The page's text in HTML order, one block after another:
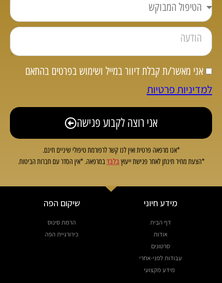
אני מאשר/ת קבלת דיוור במייל ושימוש בפרטים בהתאם
למדיניות פרטיות
אני רוצה לקבוע פגישה
*אנו מרפאה פרטית ואין לנו קשר לרפורמת טיפולי שיניים חינם.
*הצעת מחיר תינתן לאחר פגישת ייעוץבלבדבמרפאה. *אין הסדר עם חברות הביטוח.
מידע חיוני
דף הבית
אודות
סרטונים
עבודות לפני-אחרי
מידע מקצועי
שיקום הפה
הרמת סינוס
כירורגיית הפה